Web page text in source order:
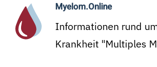
Myelom.Online
Informationen rund
Krankheit "Multiples